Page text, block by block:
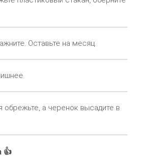
Оставьте на месяц.
а черенок высадите в
👍